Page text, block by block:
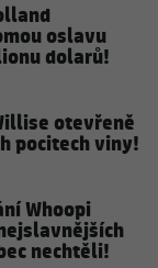
oslavu
dolarů!
otevřeně
pocitech viny!
Whoopi
nechtěli!